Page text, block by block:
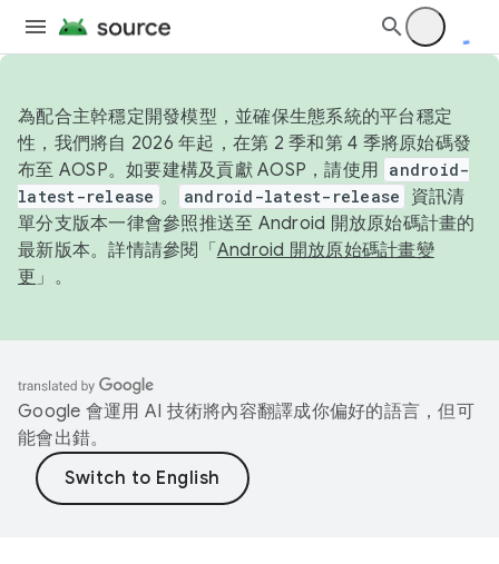
為配合主幹穩定開發模型，並確保生態系統的平台穩定
性，我們將自 2026 年起，在第 2 季和第 4 季將原始碼發
布至 AOSP。如要建構及貢獻 AOSP，請使用 android-
latest-release 。 android-latest-release
資訊清
單分支版本一律會參照推送至 Android 開放原始碼計畫的
最新版本。詳情請參閱「 Android 開放原始碼計畫變
更 」。
Google 會運用 AI 技術將內容翻譯成你偏好的語言，但可
能會出錯。